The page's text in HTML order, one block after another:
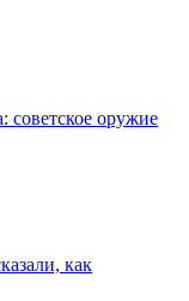
оружие
как